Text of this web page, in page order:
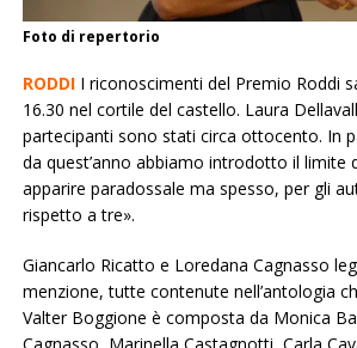
Foto di repertorio
RODDI I riconoscimenti del Premio Roddi
16.30 nel cortile del castello. Laura
partecipanti sono stati circa ottocento. In
da quest’anno abbiamo introdotto il
apparire paradossale ma spesso, per gli
rispetto a tre».
Giancarlo Ricatto e Loredana Cagnasso
menzione, tutte contenute nell’antologia
Valter Boggione è composta da Monica
Cagnasso, Marinella Castagnotti, Carla